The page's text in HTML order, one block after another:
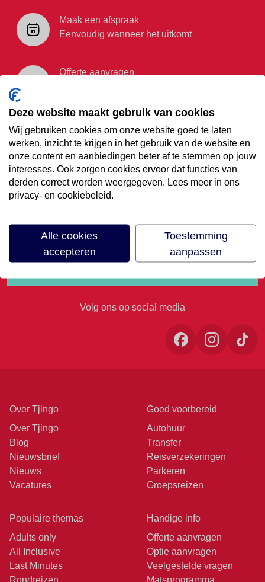
Maak een afspraak
Eenvoudig wanneer het uitkomt
Offerte aanvragen
€35,- korting op je
volgende vakantie
Meld je aan voor onze nieuwsbrief
Volg ons op social media
Over Tjingo
Over Tjingo
Blog
Nieuwsbrief
Nieuws
Vacatures
Goed voorbereid
Autohuur
Transfer
Reisverzekeringen
Parkeren
Groepsreizen
Populaire themas
Adults only
All Inclusive
Last Minutes
Rondreizen
Handige info
Offerte aanvragen
Optie aanvragen
Veelgestelde vragen
Matsprogramma
Deze website maakt gebruik van cookies
Wij gebruiken cookies om onze website goed te laten
werken, inzicht te krijgen in het gebruik van de website en
onze content en aanbiedingen beter af te stemmen op jouw
interesses. Ook zorgen cookies ervoor dat functies van
derden correct worden weergegeven. Lees meer in ons
privacy- en cookiebeleid.
Alle cookies
accepteren
Toestemming
aanpassen